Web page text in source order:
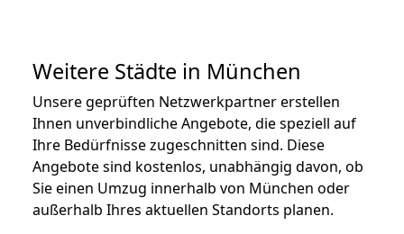
Weitere Städte in München
Unsere geprüften Netzwerkpartner erstellen
Ihnen unverbindliche Angebote, die speziell auf
Ihre Bedürfnisse zugeschnitten sind. Diese
Angebote sind kostenlos, unabhängig davon, ob
Sie einen Umzug innerhalb von München oder
außerhalb Ihres aktuellen Standorts planen.